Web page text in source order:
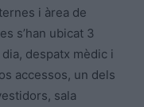
i àrea de
s’han ubicat 3
despatx mèdic i
accessos, un dels
sala